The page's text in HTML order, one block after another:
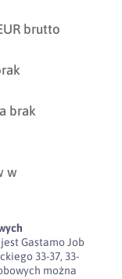
brutto
brak
w
Gastamo Job
33-37, 33-
można